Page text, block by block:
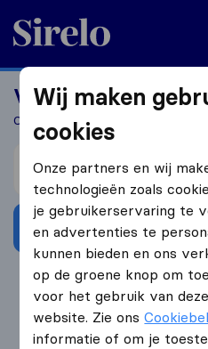
Sirelo.nl
Verhuizen naar het
Ontvang 5 gratis offertes in 3
Verhuizen van
Ontvang
4.3
Wij maken
cookies
Onze partners en wij
technologieën zoals
je gebruikerservaring te
en advertenties te
kunnen bieden en ons
op de groene knop om
voor het gebruik van
website. Zie ons
informatie of om je